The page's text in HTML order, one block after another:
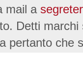
mail a
Detti
pertanto che